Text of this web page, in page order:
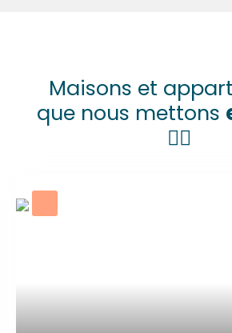
Maisons et
que nous mettons
☝🏼